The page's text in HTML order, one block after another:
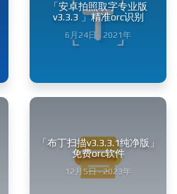
「安卓拍照取字专业版
v3.3.3 」精准orc识别
6月24日 · 2021年
「布丁扫描v3.3.3.1纯净版」
免费orc软件
12月5日 · 2023年